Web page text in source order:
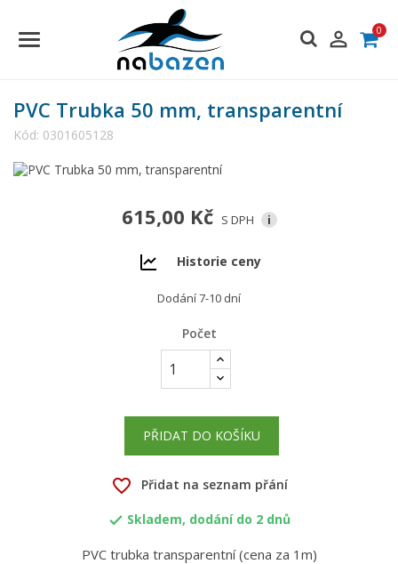
 0
PVC Trubka 50 mm, transparentní
Kód: 0301605128
615,00 Kč S DPH i
Historie ceny
Dodání 7-10 dní
Počet
PŘIDAT DO KOŠÍKU
favorite_border Přidat na seznam přání
 Skladem, dodání do 2 dnů
PVC trubka transparentní (cena za 1m)